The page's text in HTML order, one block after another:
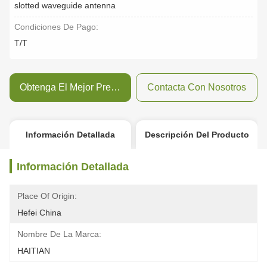
slotted waveguide antenna
Condiciones De Pago:
T/T
Obtenga El Mejor Precio Contacta Con Nosotros
Información Detallada Descripción Del Producto
Información Detallada
Place Of Origin:
Hefei China
Nombre De La Marca:
HAITIAN